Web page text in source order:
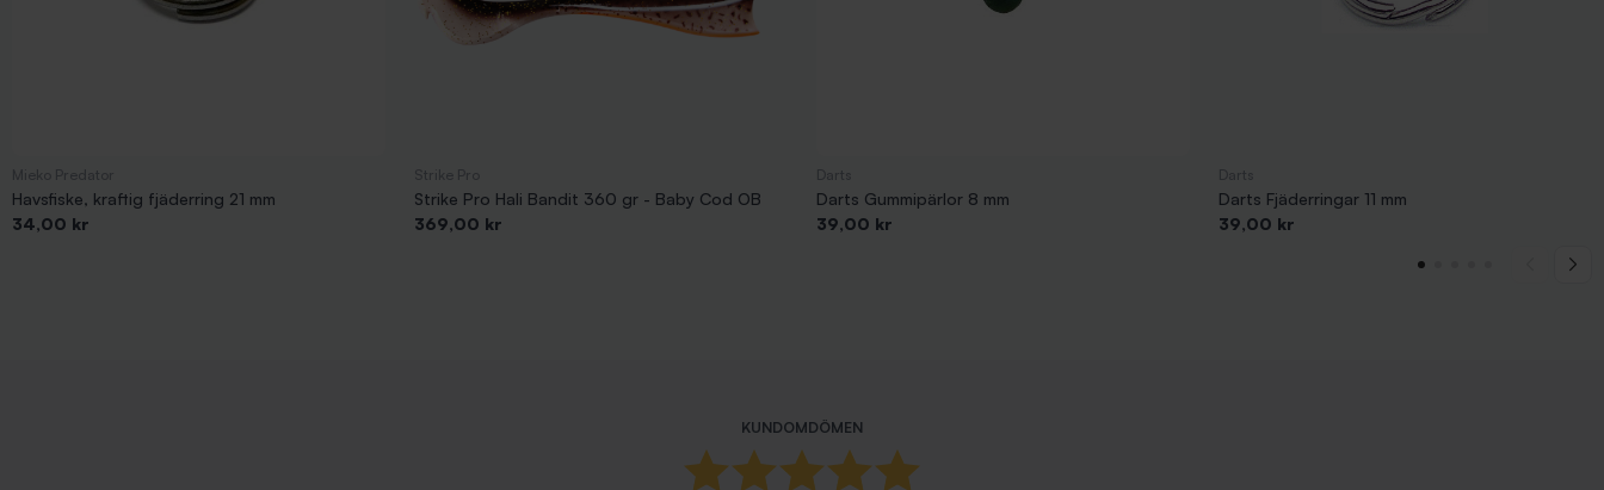
Havsfiske, kraftig fjäderring 21 mm
Pris
34,00 kr
Strike Pro Hali Bandit 360 gr - Baby Cod OB
Pris
369,00 kr
Darts Gummipärlor 8 mm
Pris
39,00 kr
Darts Fjäderringar 11 mm
Pris
39,00 kr
KUNDOMDÖMEN